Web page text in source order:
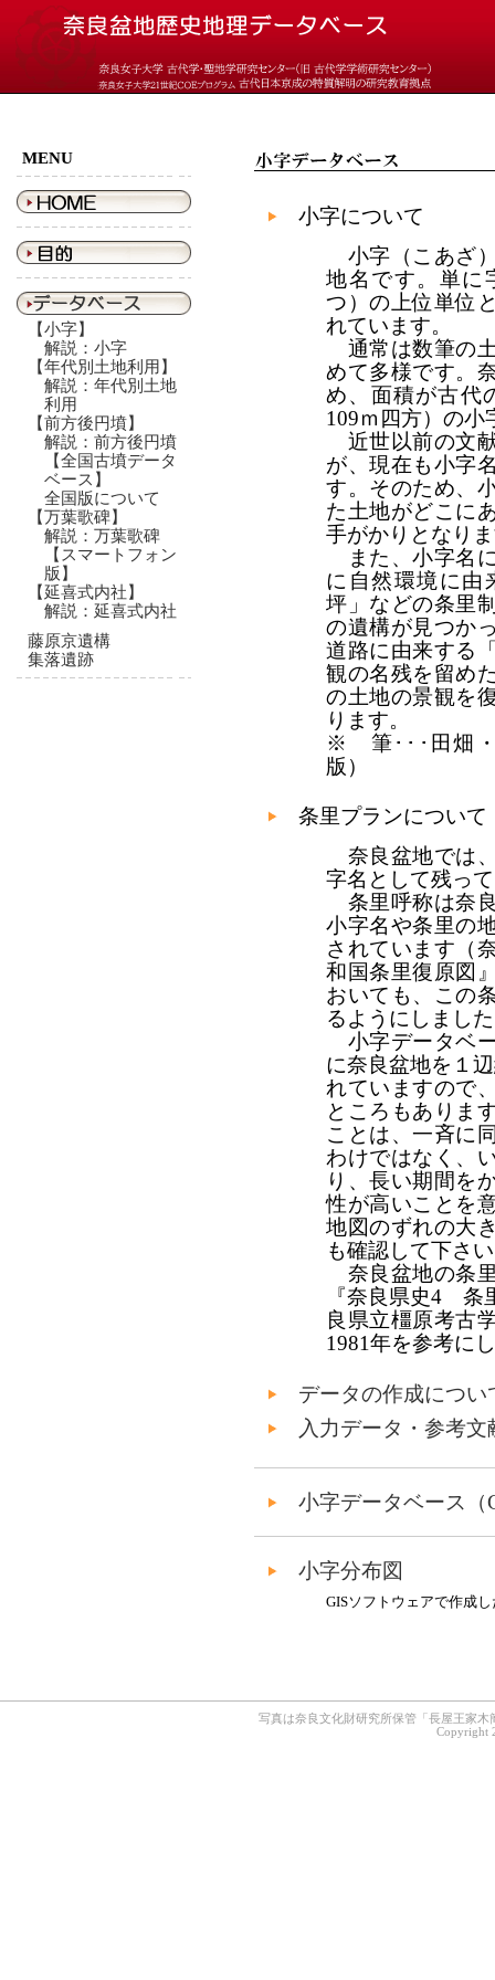
MENU
【小字】
解説：小字
【年代別土地利用】
解説：年代別土地
利用
【前方後円墳】
解説：前方後円墳
【全国古墳データ
ベース】
全国版について
【万葉歌碑】
解説：万葉歌碑
【スマートフォン
版】
【延喜式内社】
解説：延喜式内社
藤原京遺構
集落遺跡
小字について
小字（こあざ
地名です。単に
つ）の上位単位
れています。
通常は数筆の
めて多様です。
め、面積が古代
109ｍ四方）の小
近世以前の文
が、現在も小字
す。そのため、
た土地がどこに
手がかりとなり
また、小字名
に自然環境に由
坪」などの条里
の遺構が見つか
道路に由来する
観の名残を留め
の土地の景観を
ります。
※ 筆･･･田畑・
版）
条里プランについて
奈良盆地では
字名として残っ
条里呼称は奈
小字名や条里の
されています（
和国条里復原図
おいても、この
るようにしまし
小字データベ
に奈良盆地を１
れていますので
ところもありま
ことは、一斉に
わけではなく、
り、長い期間を
性が高いことを
地図のずれの大
も確認して下さ
奈良盆地の条
『奈良県史4 条
良県立橿原考古
1981年を参考に
データの作成につい
入力データ・参考文
小字データベース（
小字分布図
GISソフトウェアで作成
写真は奈良文化財研究所保管「長屋王家
Copyright